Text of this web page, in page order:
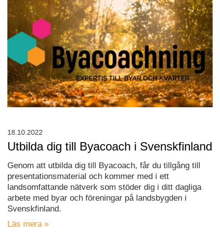
Utbilda dig till Byacoach i Svenskfinland
Genom att utbilda dig till Byacoach, får du tillgång till
presentationsmaterial och kommer med i ett
landsomfattande nätverk som stöder dig i ditt dagliga
arbete med byar och föreningar på landsbygden i
Svenskfinland.
Läs mera »
18.10.2022